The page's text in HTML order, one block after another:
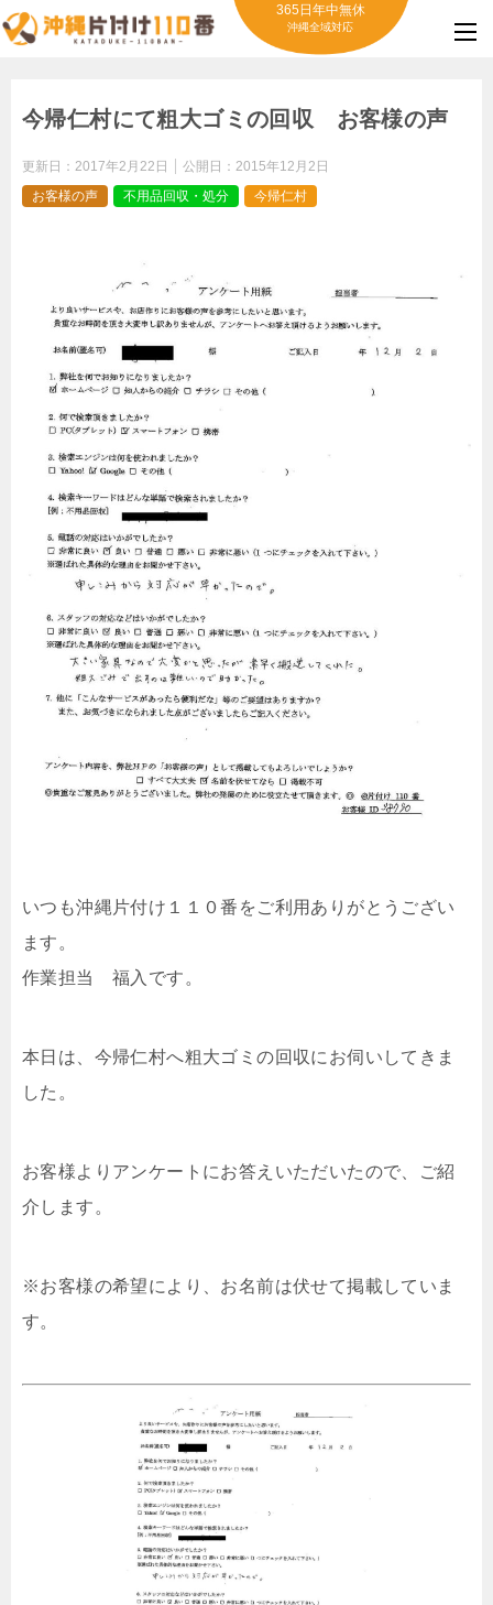
365日年中無休
沖縄全域対応
今帰仁村にて粗大ゴミの回収 お客様の声
更新日： 2017年2月22日 公開日： 2015年12月2日
お客様の声
不用品回収・処分 今帰仁村
いつも沖縄片付け１１０番をご利用ありがとうござい
ます。
作業担当 福入です。
本日は、今帰仁村へ粗大ゴミの回収にお伺いしてきま
した。
お客様よりアンケートにお答えいただいたので、ご紹
介します。
※お客様の希望により、お名前は伏せて掲載していま
す。